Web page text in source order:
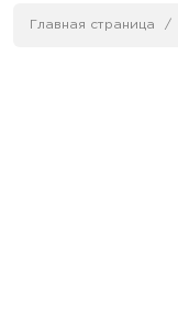
Главная страница